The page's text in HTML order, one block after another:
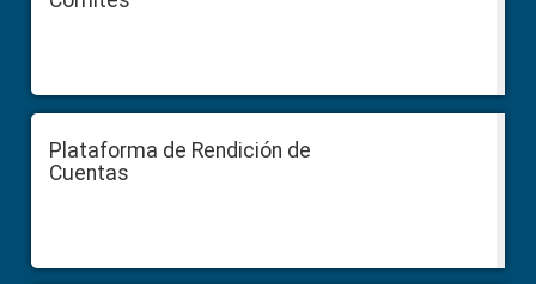
Plataforma de Rendición de
Cuentas